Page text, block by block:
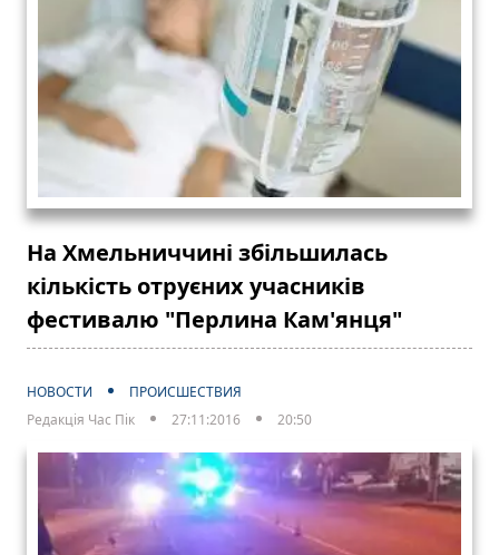
На Хмельниччині збільшилась
кількість отруєних учасників
фестивалю "Перлина Кам'янця"
НОВОСТИ
ПРОИСШЕСТВИЯ
Редакція Час Пік
27:11:2016 20:50